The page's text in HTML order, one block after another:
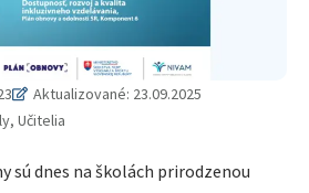
Aktualizované: 23.09.2025
Učitelia
sú dnes na školách prirodzenou